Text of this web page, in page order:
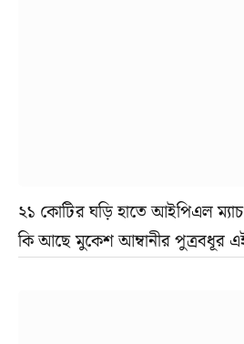
২১ কোটির ঘড়ি হাতে আইপিএল ম্যাচ
কি আছে মুকেশ আম্বানীর পুত্রবধূর